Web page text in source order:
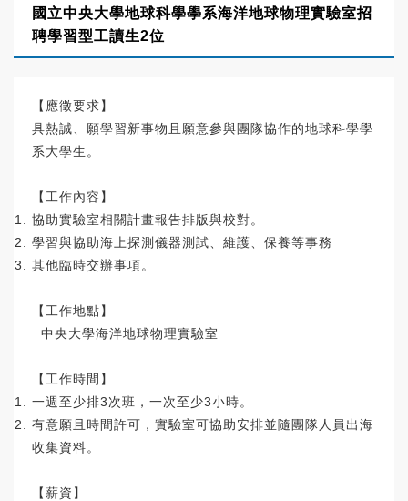
國立中央大學地球科學學系海洋地球物理實驗室招
聘學習型工讀生2位
【應徵要求】
具熱誠、願學習新事物且願意參與團隊協作的地球科學學
系大學生。
【工作內容】
協助實驗室相關計畫報告排版與校對。
學習與協助海上探測儀器測試、維護、保養等事務
其他臨時交辦事項。
【工作地點】
中央大學海洋地球物理實驗室
【工作時間】
一週至少排3次班，一次至少3小時。
有意願且時間許可，實驗室可協助安排並隨團隊人員出海
收集資料。
【薪資】